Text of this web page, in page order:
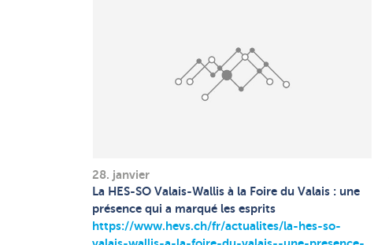
28. janvier
La HES-SO Valais-Wallis à la Foire du Valais : une
présence qui a marqué les esprits
https://www.hevs.ch/fr/actualites/la-hes-so-